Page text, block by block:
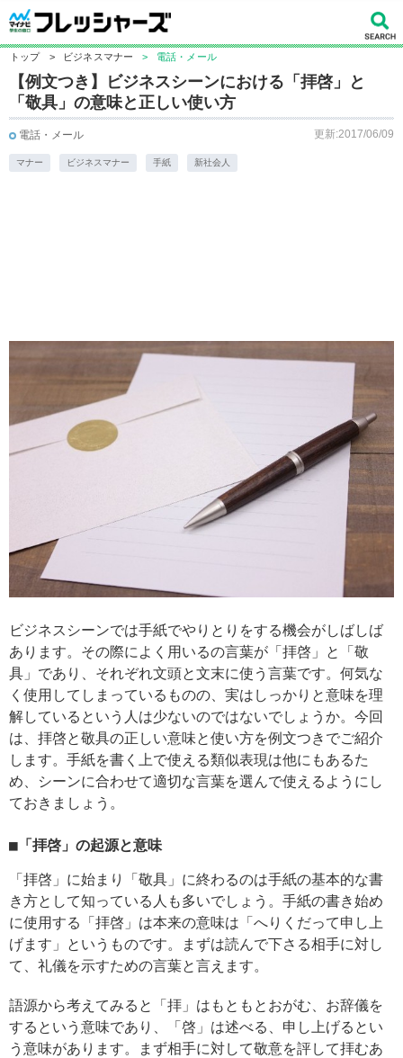
トップ > ビジネスマナー > 電話・メール
【例文つき】ビジネスシーンにおける「拝啓」と
「敬具」の意味と正しい使い方
電話・メール 更新:2017/06/09
マナー ビジネスマナー 手紙 新社会人
ビジネスシーンでは手紙でやりとりをする機会がしばしば
あります。その際によく用いるの言葉が「拝啓」と「敬
具」であり、それぞれ文頭と文末に使う言葉です。何気な
く使用してしまっているものの、実はしっかりと意味を理
解しているという人は少ないのではないでしょうか。今回
は、拝啓と敬具の正しい意味と使い方を例文つきでご紹介
します。手紙を書く上で使える類似表現は他にもあるた
め、シーンに合わせて適切な言葉を選んで使えるようにし
ておきましょう。
■「拝啓」の起源と意味
「拝啓」に始まり「敬具」に終わるのは手紙の基本的な書
き方として知っている人も多いでしょう。手紙の書き始め
に使用する「拝啓」は本来の意味は「へりくだって申し上
げます」というものです。まずは読んで下さる相手に対し
て、礼儀を示すための言葉と言えます。
語源から考えてみると「拝」はもともとおがむ、お辞儀を
するという意味であり、「啓」は述べる、申し上げるとい
う意味があります。まず相手に対して敬意を評して拝むあ